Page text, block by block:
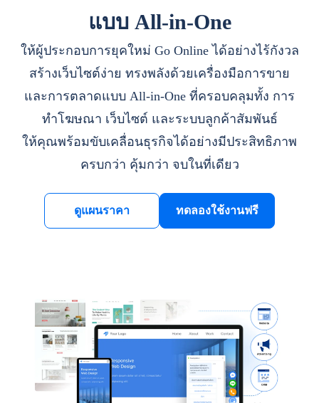
แบบ All-in-One
ให้ผู้ประกอบการยุคใหม่ Go Online ได้อย่างไร้กังวล
สร้างเว็บไซต์ง่าย ทรงพลังด้วยเครื่องมือการขาย
และการตลาดแบบ All-in-One ที่ครอบคลุมทั้ง การ
ทำโฆษณา เว็บไซต์ และระบบลูกค้าสัมพันธ์
ให้คุณพร้อมขับเคลื่อนธุรกิจได้อย่างมีประสิทธิภาพ
ครบกว่า คุ้มกว่า จบในที่เดียว
ดูแผนราคา ทดลองใช้งานฟรี